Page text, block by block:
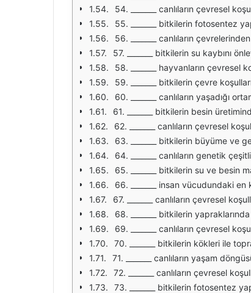
54. _______ canlıların çevresel
55. _______ bitkilerin fotosentez
56. _______ canlıların
57. _______ bitkilerin su kaybını
58. _______ hayvanların çevresel
59. _______ bitkilerin çevre
60. _______ canlıların yaşadığı
61. _______ bitkilerin besin
62. _______ canlıların çevresel
63. _______ bitkilerin büyüme ve
64. _______ canlıların genetik
65. _______ bitkilerin su ve besin
66. _______ insan vücudundaki
67. _______ canlıların çevresel
68. _______ bitkilerin
69. _______ canlıların çevresel
70. _______ bitkilerin kökleri ile
71. _______ canlıların yaşam
72. _______ canlıların çevresel
73. _______ bitkilerin fotosentez